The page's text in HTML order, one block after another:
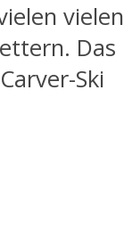
vielen
Das
Ski